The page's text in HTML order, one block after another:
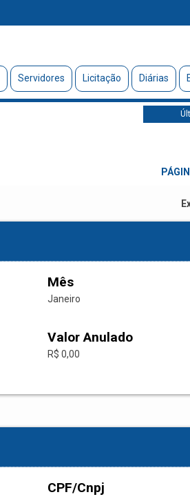
Servidores Licitação Diárias
Mês
Janeiro
Valor Anulado
R$ 0,00
CPF/Cnpj